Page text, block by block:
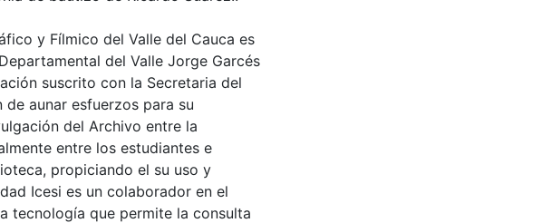
y Fílmico del Valle del Cauca es
del Valle Jorge Garcés
suscrito con la Secretaria del
aunar esfuerzos para su
del Archivo entre la
entre los estudiantes e
propiciando el su uso y
Icesi es un colaborador en el
tecnología que permite la consulta